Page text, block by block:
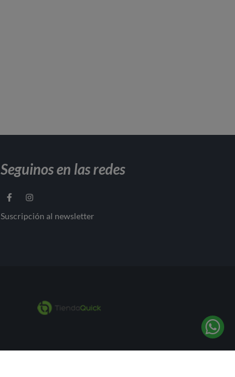
Seguinos en las redes
Suscripción al newsletter